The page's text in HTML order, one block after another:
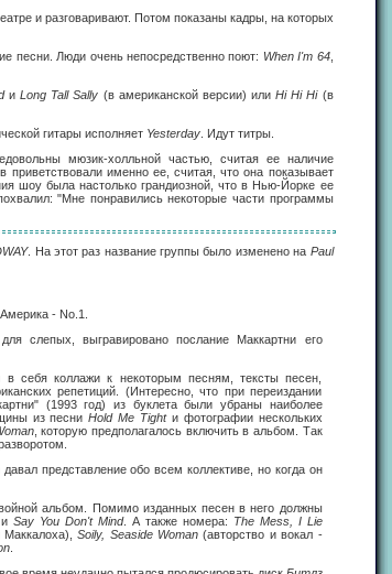
и разговаривают. Потом показаны кадры, на которых
песни. Люди очень непосредственно поют: When I'm 64,
иLong Tall Sally (в американской версии) илиHi Hi Hi(в
гитары исполняет Yesterday. Идут титры.
мюзик-холльной частью, считая ее наличие
именно ее, считая, что она показывает
шоу была настолько грандиозной, что в Нью-Йорке ее
"Мне понравились некоторые части программы
. На этот раз название группы было изменено на Paul
- No.1.
слепых, выгравировано послание Маккартни его
себя коллажи к некоторым песням, тексты песен,
репетиций. (Интересно, что при переиздании
(1993 год) из буклета были убраны наиболее
из песниHold Me Tightи фотографии нескольких
, которую предполагалось включить в альбом. Так
представление обо всем коллективе, но когда он
альбом. Помимо изданных песен в него должны
Say You Don't Mind. А также номера: The Mess, I Lie
Маккалоха),Soily, Seaside Woman (авторство и вокал -
.